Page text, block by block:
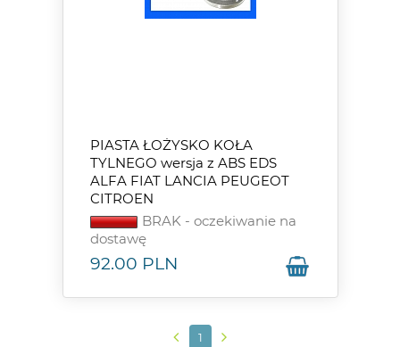
PIASTA ŁOŻYSKO KOŁA
TYLNEGO wersja z ABS EDS
ALFA FIAT LANCIA PEUGEOT
CITROEN
BRAK - oczekiwanie na
dostawę
92.00 PLN
1